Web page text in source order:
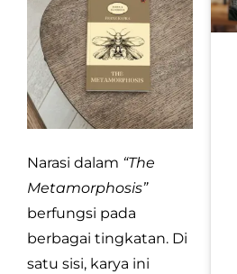
Narasi dalam “The
Metamorphosis”
berfungsi pada
berbagai tingkatan. Di
satu sisi, karya ini